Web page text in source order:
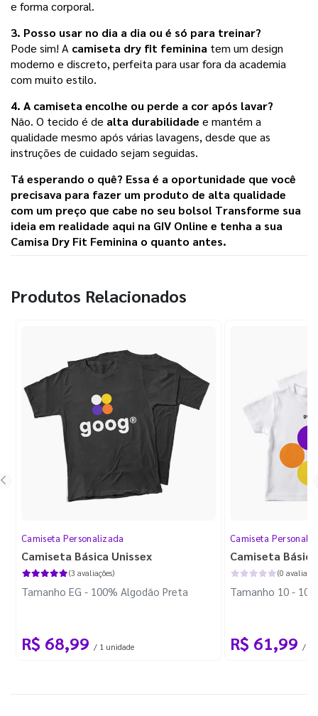
e forma corporal.
3. Posso usar no dia a dia ou é só para treinar?
Pode sim! A camiseta dry fit feminina tem um design
moderno e discreto, perfeita para usar fora da academia
com muito estilo.
4. A camiseta encolhe ou perde a cor após lavar?
Não. O tecido é de alta durabilidade e mantém a
qualidade mesmo após várias lavagens, desde que as
instruções de cuidado sejam seguidas.
Tá esperando o quê? Essa é a oportunidade que você
precisava para fazer um produto de alta qualidade
com um preço que cabe no seu bolso! Transforme sua
ideia em realidade aqui na GIV Online e tenha a sua
Camisa Dry Fit Feminina o quanto antes.
Produtos Relacionados
Camiseta Personalizada
Camiseta Básica Unissex
(3 avaliações)
Tamanho EG - 100% Algodão Preta
R$ 68,99 / 1 unidade
Camiseta
Camiseta
(0
Tamanho 10 -
R$ 61,99 / 1